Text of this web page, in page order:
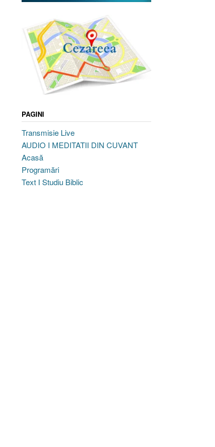
PAGINI
Transmisie Live
AUDIO I MEDITATII DIN CUVANT
Acasă
Programări
Text I Studiu Biblic